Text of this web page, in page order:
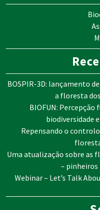
BOSPIR-3D: lançamento
a floresta
BIOFUN: Percepção
biodiversidade
Repensando o
Uma atualização sobre as
–
Webinar – Let’s Talk